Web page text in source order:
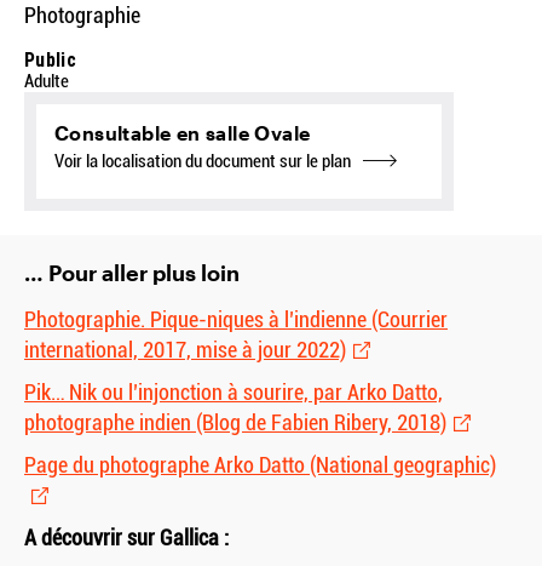
Photographie
Public
Adulte
Consultable en salle Ovale
Voir la localisation du document sur le plan
… Pour aller plus loin
Photographie. Pique-niques à l’indienne (Courrier
international, 2017, mise à jour 2022)
Pik… Nik ou l’injonction à sourire, par Arko Datto,
photographe indien (Blog de Fabien Ribery, 2018)
Page du photographe Arko Datto (National geographic)
A découvrir sur Gallica :